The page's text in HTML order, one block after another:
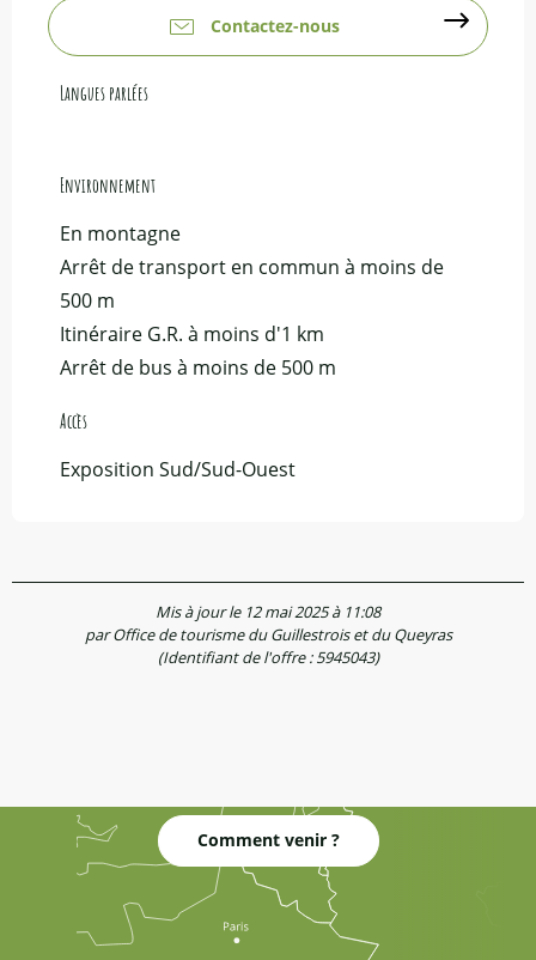
Contactez-nous
Langues parlées
Langues parlées
Environnement
Environnement
En montagne
Arrêt de transport en commun à moins de
500 m
Itinéraire G.R. à moins d'1 km
Arrêt de bus à moins de 500 m
Accès
Accès
Exposition Sud/Sud-Ouest
Mis à jour le 12 mai 2025 à 11:08
par Office de tourisme du Guillestrois et du Queyras
(Identifiant de l'offre :5945043)
Comment venir ?